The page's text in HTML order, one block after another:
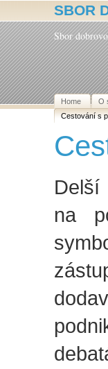
SBOR
Sbor
Home O
Cestování s
na